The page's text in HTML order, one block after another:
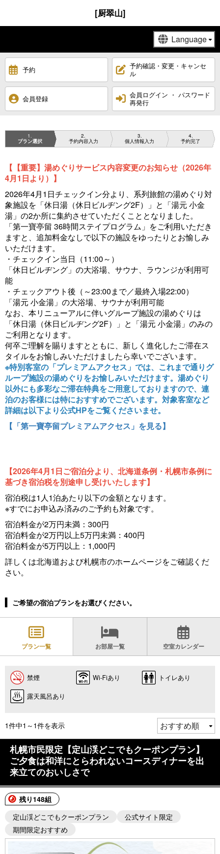
[厨翠山]
予約
予約確認・変更・キャンセ
ル
会員登録
会員ログイン ・ パスワード
再発行
1
プラン選択
2
予約内容入力
3
個人情報入力
4
予約完了
【【重要】湯めぐりサービス内容変更のお知らせ（2026年
4月1日より）】
2026年4月1日チェックイン分より、系列旅館の湯めぐり対
象施設を「休日湯（休日ビルヂング2F）」と「湯元 小金
湯」の2か所に集約させていただくこととなりました。
「第一寶亭留 36時間ステイプログラム」をご利用いただき
ますと、追加料金なしで以下の施設をゆったりとお愉しみ
いただけます。
・チェックイン当日（11:00～）
「休日ビルヂング」の大浴場、サウナ、ラウンジが利用可
能
・チェックアウト後（～23:00まで／最終入場22:00）
「湯元 小金湯」の大浴場、サウナが利用可能
なお、本リニューアルに伴いグループ施設の湯めぐりは
「休日湯（休日ビルヂング2F）」と「湯元 小金湯」のみの
ご利用となります。
何卒ご理解を賜りますとともに、新しく進化したご滞在ス
タイルをお愉しみいただけましたら幸いでございます。
※特別客室の「プレミアムアクセス」では、これまで通りグ
ループ施設の湯めぐりをお愉しみいただけます。湯めぐり
以外にも多彩なご滞在特典をご用意しておりますので、連
泊のお客様には特におすすめでございます。対象客室など
詳細は以下より公式HPをご覧くださいませ。
【「第一寶亭留プレミアムアクセス」を見る】
【2026年4月1日ご宿泊分より、北海道条例・札幌市条例に
基づき宿泊税を別途申し受けいたします】
宿泊税は1人1泊あたり以下の金額となります。
※すでにお申込み済みのご予約も対象です。
宿泊料金が2万円未満：300円
宿泊料金が2万円以上5万円未満：400円
宿泊料金が5万円以上：1,000円
詳しくは北海道および札幌市のホームページをご確認くだ
さい。
ご希望の宿泊プランをお選びください。
プラン一覧 お部屋一覧 空室カレンダー
禁煙 Wi-Fiあり トイレあり
露天風呂あり
1件中1～1件を表示
札幌市民限定【定山渓どこでもクーポンプラン】
ご夕食は和洋にとらわれないコースディナーを出
来立てのおいしさで
残り148組
定山渓どこでもクーポンプラン
公式サイト限定
期間限定おすすめ